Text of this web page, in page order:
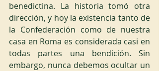
benedictina. La historia tomó otra
dirección, y hoy la existencia tanto de
la Confederación como de nuestra
casa en Roma es considerada casi en
todas partes una bendición. Sin
embargo, nunca debemos ocultar un